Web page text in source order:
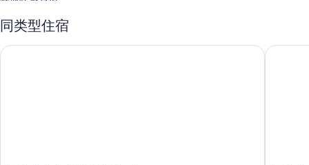
室内游泳池
同类型住宿
旧金山市中心凯悦嘉轩酒店 旧金山